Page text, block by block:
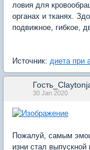
ловия для
органах и тканях.
подвижное, гибкое,
Источник: диета при
30 Jan 2020
Пожалуй, самым
изни стал